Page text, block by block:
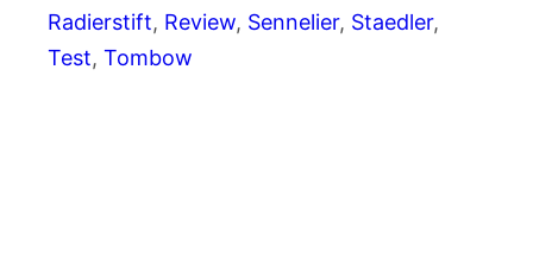
Radierstift, Review, Sennelier, Staedler
Test, Tombow